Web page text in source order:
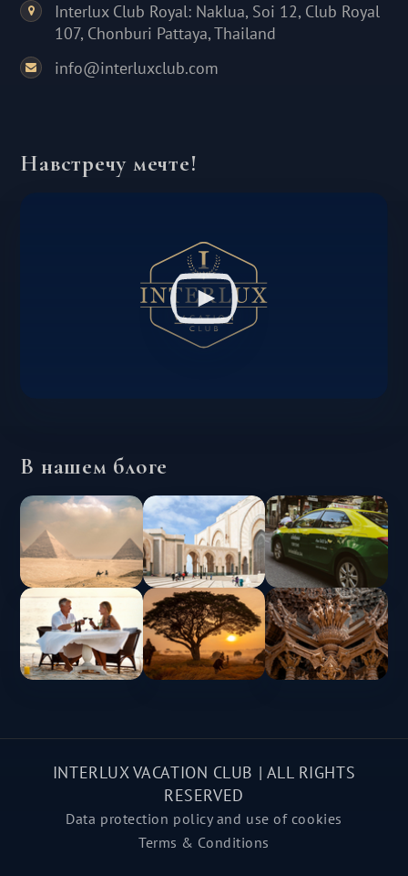
Interlux Club Royal: Naklua, Soi 12, Club Royal
107, Chonburi Pattaya, Thailand
info@interluxclub.com
Навстречу мечте!
В нашем блоге
INTERLUX VACATION CLUB | ALL RIGHTS
RESERVED
Data protection policy and use of cookies
Terms & Conditions